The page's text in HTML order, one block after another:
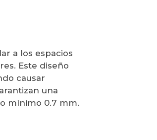
a los espacios
Este diseño
causar
una
mínimo 0.7 mm.